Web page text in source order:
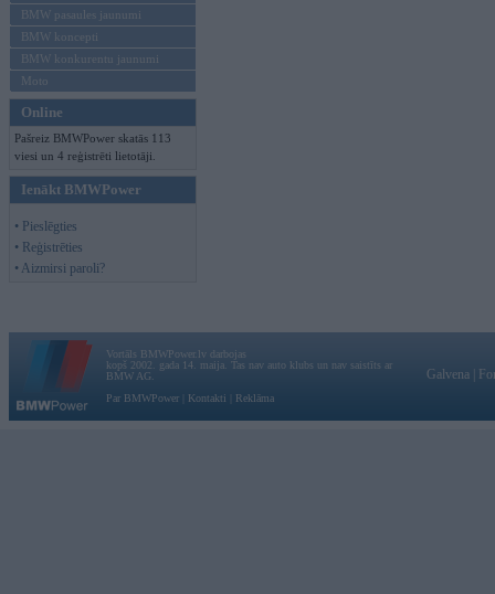
BMW pasaules jaunumi
BMW koncepti
BMW konkurentu jaunumi
Moto
Online
Pašreiz BMWPower skatās 113
viesi un 4 reģistrēti lietotāji.
Ienākt BMWPower
• Pieslēgties
• Reģistrēties
• Aizmirsi paroli?
Vortāls BMWPower.lv darbojas
kopš 2002. gada 14. maija. Tas nav auto klubs un nav saistīts ar
BMW AG.
Par BMWPower
Kontakti Reklāma
Galvena